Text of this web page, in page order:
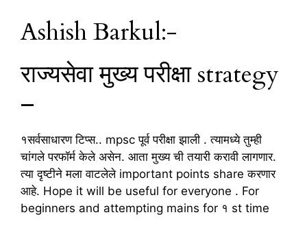
Ashish Barkul:-
राज्यसेवा मुख्य परीक्षा strategy
–
१सर्वसाधारण टिप्स.. mpsc पूर्व परीक्षा झाली . त्यामध्ये तुम्ही
चांगले परफॉर्म केले असेन. आता मुख्य ची तयारी करावी लागणार.
त्या दृष्टीने मला वाटलेले important points share करणार
आहे. Hope it will be useful for everyone . For
beginners and attempting mains for १ st time